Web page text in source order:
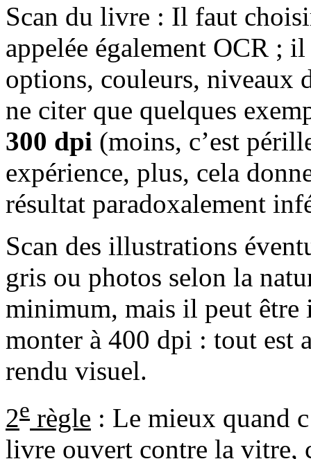
Scan du livre : Il faut
appelée également OCR ;
options, couleurs, niveaux
ne citer que quelques
300 dpi (moins, c’est
expérience, plus, cela
résultat paradoxalement
Scan des illustrations
gris ou photos selon la
minimum, mais il peut être
monter à 400 dpi : tout est
rendu visuel.
2e règle : Le mieux quand
livre ouvert contre la vitre,